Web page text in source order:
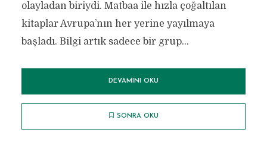
olayladan biriydi. Matbaa ile hızla çoğaltılan
kitaplar Avrupa’nın her yerine yayılmaya
başladı. Bilgi artık sadece bir grup...
DEVAMINI OKU
SONRA OKU